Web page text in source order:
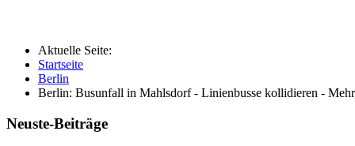
Aktuelle Seite:
Startseite
Berlin
Berlin: Busunfall in Mahlsdorf - Linienbusse kollidieren -
Neuste-Beiträge